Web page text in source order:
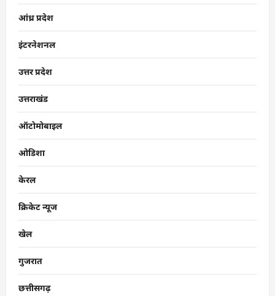
आंध्र प्रदेश
इंटरनेशनल
उत्तर प्रदेश
उत्तराखंड
ऑटोमोबाइल
ओडिशा
केरल
क्रिकेट न्यूज
खेल
गुजरात
छत्तीसगढ़